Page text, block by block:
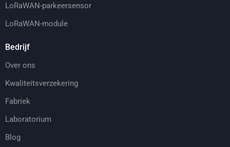
LoRaWAN-parkeersensor
LoRaWAN-module
Bedrijf
Over ons
Kwaliteitsverzekering
Fabriek
Laboratorium
Blog